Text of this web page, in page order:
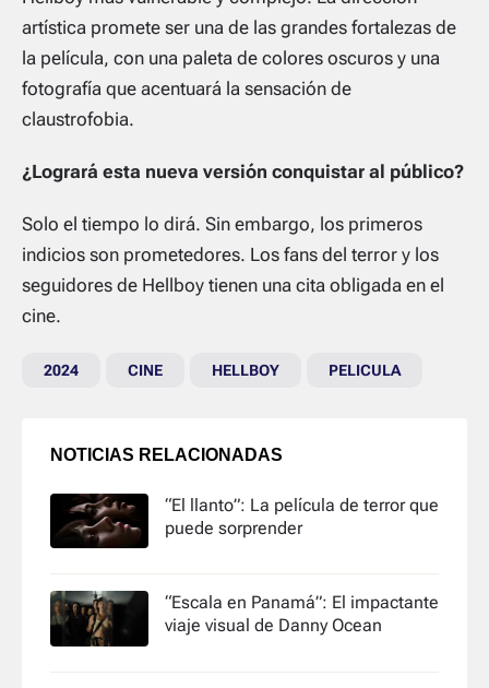
artística promete ser una de las grandes fortalezas de
la película, con una paleta de colores oscuros y una
fotografía que acentuará la sensación de
claustrofobia.
¿Logrará esta nueva versión conquistar al público?
Solo el tiempo lo dirá. Sin embargo, los primeros
indicios son prometedores. Los fans del terror y los
seguidores de Hellboy tienen una cita obligada en el
cine.
2024 CINE HELLBOY PELICULA
NOTICIAS RELACIONADAS
“El llanto”: La película de terror que
puede sorprender
“Escala en Panamá”: El impactante
viaje visual de Danny Ocean